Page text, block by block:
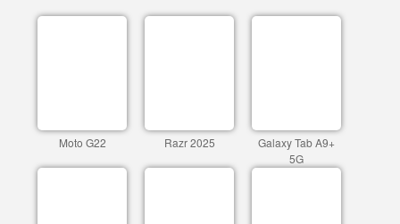
Moto G22 Razr 2025
Galaxy Tab A9+
5G